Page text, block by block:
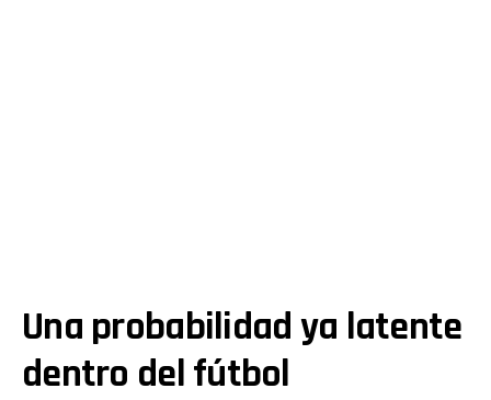
Una probabilidad ya latente
dentro del fútbol